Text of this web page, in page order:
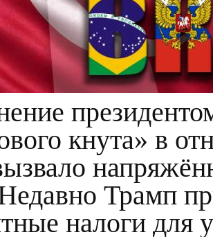
кнута» в
Трамп
налоги для